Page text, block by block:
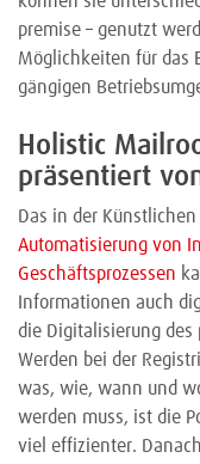
premise – genutzt
Möglichkeiten für das
gängigen
Holistic
präsentiert
Das in der
Automatisierung von
Geschäftsprozessen
Informationen auch
die Digitalisierung des
Werden bei der
was, wie, wann und
werden muss, ist die
viel effizienter.